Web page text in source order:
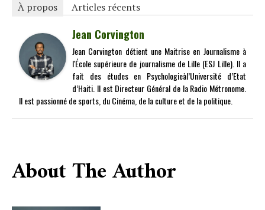
À propos Articles récents
Jean Corvington
Jean Corvington détient une Maitrise en Journalisme à
l'École supérieure de journalisme de Lille (ESJ Lille). Il a
fait des études en Psychologieàl’Université d’Etat
d’Haiti. Il est Directeur Général de la Radio Métronome.
Il est passionné de sports, du Cinéma, de la culture et de la politique.
About The Author